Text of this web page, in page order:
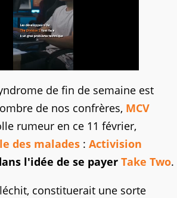
de fin de semaine est
de nos confrères, MCV
rumeur en ce 11 février,
des malades : Activision
l'idée de se payer Take Two.
constituerait une sorte